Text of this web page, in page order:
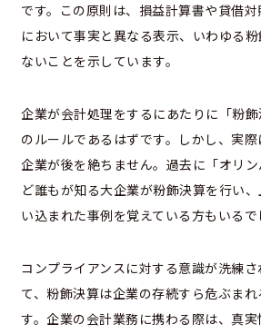
です。この原則は、損益計算書や貸借
において事実と異なる表示、いわゆる
ないことを示しています。
企業が会計処理をするにあたりに「粉
のルールであるはずです。しかし、実
企業が後を絶ちません。過去に「オリ
ど誰もが知る大企業が粉飾決算を行い
い込まれた事例を覚えている方もいるで
コンプライアンスに対する意識が洗練
て、粉飾決算は企業の存続すら危ぶま
す。企業の会計業務に携わる際は、真